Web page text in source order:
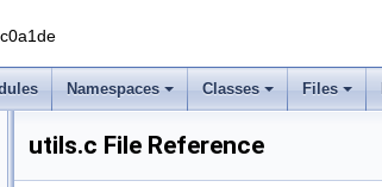
Namespaces Classes Files
utils.c File Reference